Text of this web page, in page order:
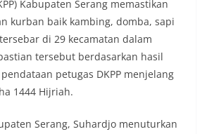
Kabupaten Serang memastikan
kurban baik kambing, domba, sapi
di 29 kecamatan dalam
tersebut berdasarkan hasil
petugas DKPP menjelang
1444 Hijriah.
Serang, Suhardjo menuturkan